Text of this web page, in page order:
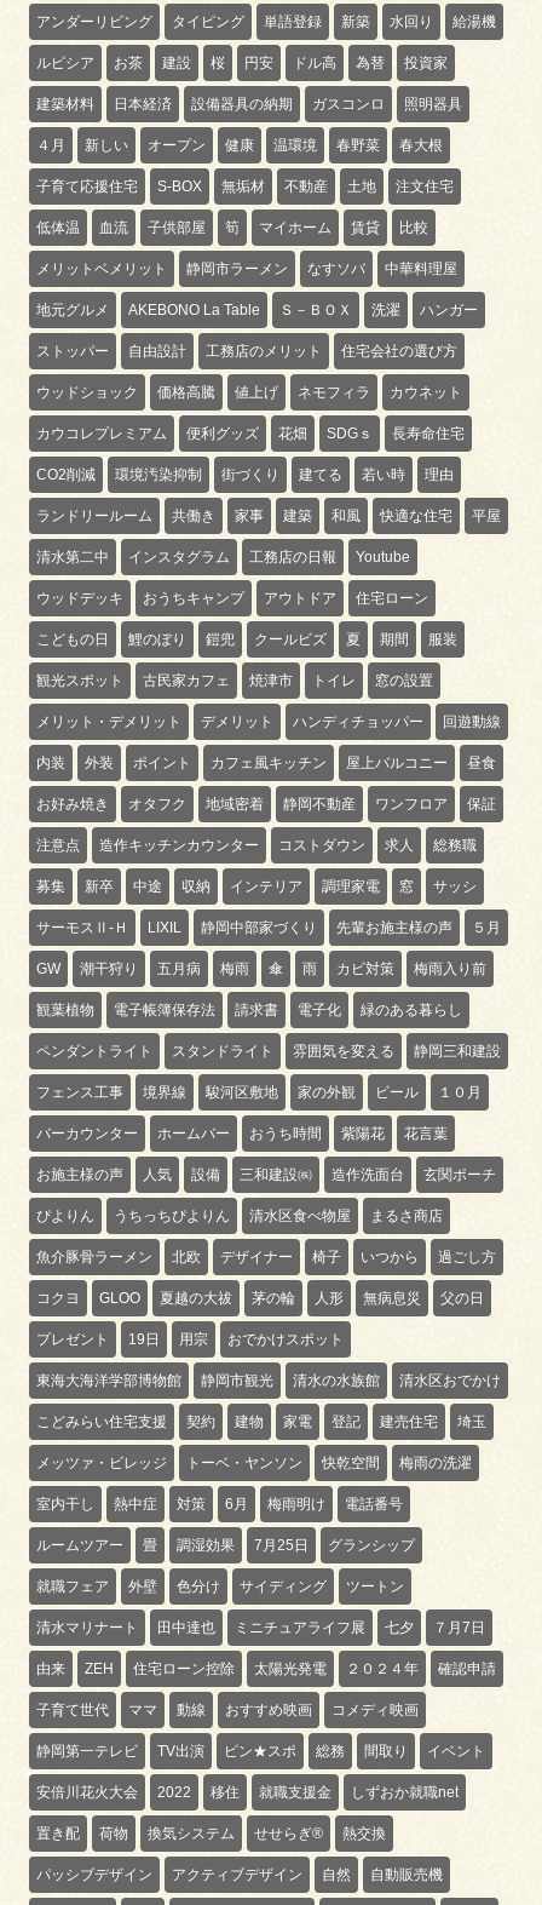
アンダーリビング タイピング 単語登録 新築 水回り 給湯機
ルピシア お茶 建設 桜 円安 ドル高 為替 投資家
建築材料 日本経済 設備器具の納期 ガスコンロ 照明器具
４月 新しい オープン 健康 温環境 春野菜 春大根
子育て応援住宅 S-BOX 無垢材 不動産 土地 注文住宅
低体温 血流 子供部屋 筍 マイホーム 賃貸 比較
メリットベメリット 静岡市ラーメン なすソバ 中華料理屋
地元グルメ AKEBONO La Table Ｓ－ＢＯＸ 洗濯 ハンガー
ストッパー 自由設計 工務店のメリット 住宅会社の選び方
ウッドショック 価格高騰 値上げ ネモフィラ カウネット
カウコレプレミアム 便利グッズ 花畑 SDGｓ 長寿命住宅
CO2削減 環境汚染抑制 街づくり 建てる 若い時 理由
ランドリールーム 共働き 家事 建築 和風 快適な住宅 平屋
清水第二中 インスタグラム 工務店の日報 Youtube
ウッドデッキ おうちキャンプ アウトドア 住宅ローン
こどもの日 鯉のぼり 鎧兜 クールビズ 夏 期間 服装
観光スポット 古民家カフェ 焼津市 トイレ 窓の設置
メリット・デメリット デメリット ハンディチョッパー 回遊動線
内装 外装 ポイント カフェ風キッチン 屋上バルコニー 昼食
お好み焼き オタフク 地域密着 静岡不動産 ワンフロア 保証
注意点 造作キッチンカウンター コストダウン 求人 総務職
募集 新卒 中途 収納 インテリア 調理家電 窓 サッシ
サーモスⅡ-Ｈ LIXIL 静岡中部家づくり 先輩お施主様の声 ５月
GW 潮干狩り 五月病 梅雨 傘 雨 カビ対策 梅雨入り前
観葉植物 電子帳簿保存法 請求書 電子化 緑のある暮らし
ペンダントライト スタンドライト 雰囲気を変える 静岡三和建設
フェンス工事 境界線 駿河区敷地 家の外観 ビール １０月
バーカウンター ホームバー おうち時間 紫陽花 花言葉
お施主様の声 人気 設備 三和建設㈱ 造作洗面台 玄関ポーチ
ぴよりん うちっちぴよりん 清水区食べ物屋 まるさ商店
魚介豚骨ラーメン 北欧 デザイナー 椅子 いつから 過ごし方
コクヨ GLOO 夏越の大祓 茅の輪 人形 無病息災 父の日
プレゼント 19日 用宗 おでかけスポット
東海大海洋学部博物館 静岡市観光 清水の水族館 清水区おでかけ
こどみらい住宅支援 契約 建物 家電 登記 建売住宅 埼玉
メッツァ・ビレッジ トーベ・ヤンソン 快乾空間 梅雨の洗濯
室内干し 熱中症 対策 6月 梅雨明け 電話番号
ルームツアー 畳 調湿効果 7月25日 グランシップ
就職フェア 外壁 色分け サイディング ツートン
清水マリナート 田中達也 ミニチュアライフ展 七夕 ７月7日
由来 ZEH 住宅ローン控除 太陽光発電 ２０２４年 確認申請
子育て世代 ママ 動線 おすすめ映画 コメディ映画
静岡第一テレビ TV出演 ピン★スポ 総務 間取り イベント
安倍川花火大会 2022 移住 就職支援金 しずおか就職net
置き配 荷物 換気システム せせらぎ® 熱交換
パッシブデザイン アクティブデザイン 自然 自動販売機